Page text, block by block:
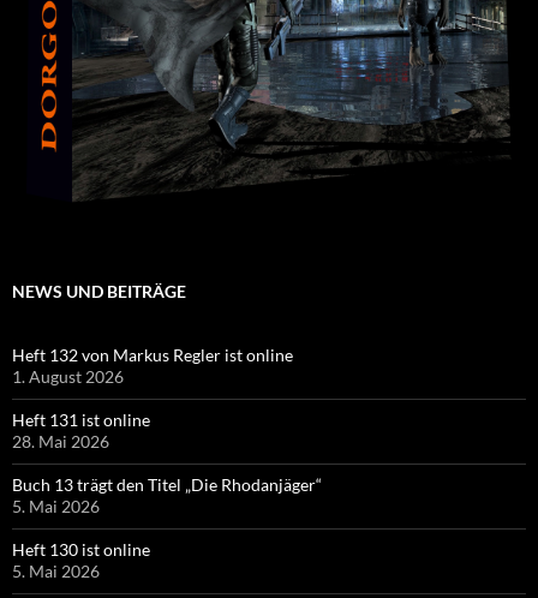
NEWS UND BEITRÄGE
Heft 132 von Markus Regler ist online
1. August 2026
Heft 131 ist online
28. Mai 2026
Buch 13 trägt den Titel „Die Rhodanjäger“
5. Mai 2026
Heft 130 ist online
5. Mai 2026